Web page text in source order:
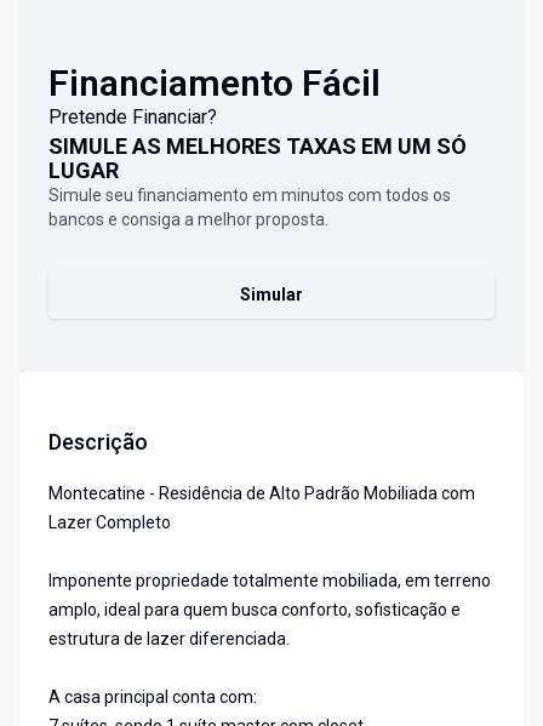
Financiamento Fácil
Pretende Financiar?
SIMULE AS MELHORES TAXAS EM UM SÓ
LUGAR
Simule seu financiamento em minutos com todos os
bancos e consiga a melhor proposta.
Simular
Descrição
Montecatine - Residência de Alto Padrão Mobiliada com
Lazer Completo
Imponente propriedade totalmente mobiliada, em terreno
amplo, ideal para quem busca conforto, sofisticação e
estrutura de lazer diferenciada.
A casa principal conta com: